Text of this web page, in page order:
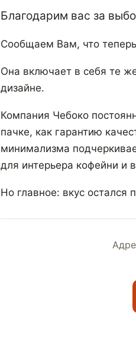
Благодарим вас за
Сообщаем Вам, что
Она включает в себя те
дизайне.
Компания Чебоко
пачке, как гарантию
минимализма
для интерьера кофейни и
Но главное: вкус